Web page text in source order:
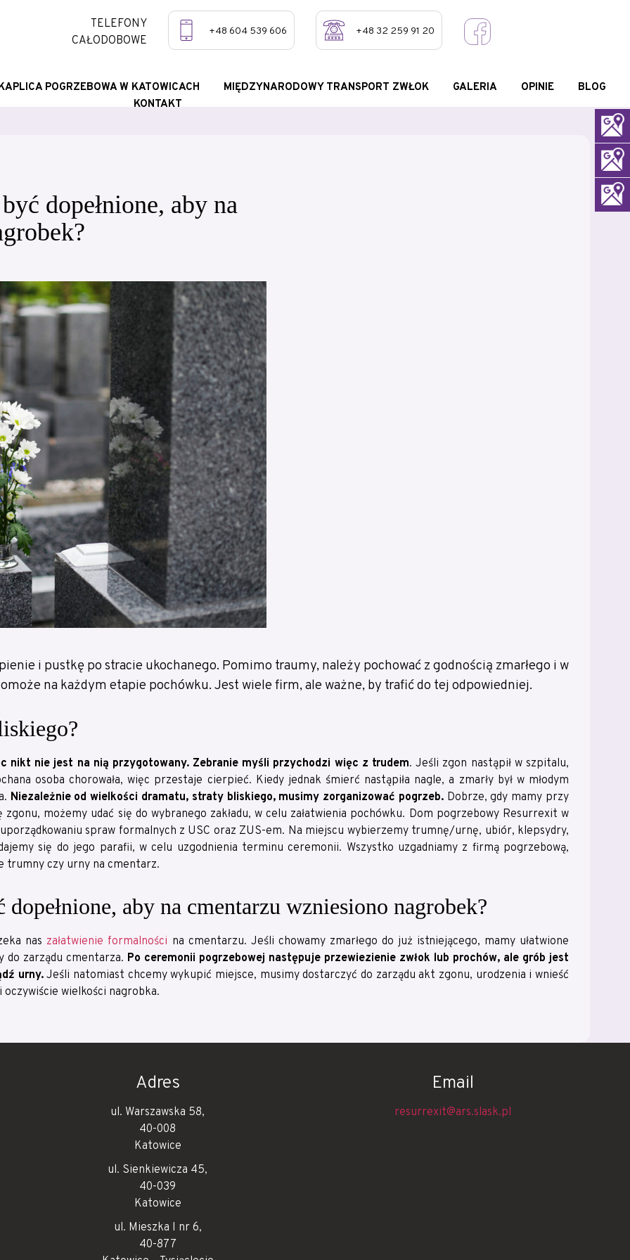
TELEFONY
CAŁODOBOWE
+48 604 539 606 +48 32 259 91 20
POGRZEBOWA W KATOWICACH MIĘDZYNARODOWY TRANSPORT ZWŁOK GALERIA OPINIE
BLOG
KONTAKT
dopełnione, aby na
i pustkę po stracie ukochanego. Pomimo traumy, należy pochować z godnością zmarłego i w
na każdym etapie pochówku. Jest wiele firm, ale ważne, by trafić do tej odpowiedniej.
nikt nie jest na nią przygotowany. Zebranie myśli przychodzi więc z trudem. Jeśli zgon nastąpił w szpitalu,
osoba chorowała, więc przestaje cierpieć. Kiedy jednak śmierć nastąpiła nagle, a zmarły był w młodym
Niezależnie od wielkości dramatu, straty bliskiego, musimy zorganizować pogrzeb.Dobrze, gdy mamy przy
możemy udać się do wybranego zakładu, w celu załatwienia pochówku. Dom pogrzebowy Resurrexit w
spraw formalnych z USC oraz ZUS-em. Na miejscu wybierzemy trumnę/urnę, ubiór, klepsydry,
się do jego parafii, w celu uzgodnienia terminu ceremonii. Wszystko uzgadniamy z firmą pogrzebową,
trumny czy urny na cmentarz.
aby na cmentarzu wzniesiono nagrobek?
nas załatwienie formalności na cmentarzu. Jeśli chowamy zmarłego do już istniejącego, mamy ułatwione
do zarządu cmentarza. Po ceremonii pogrzebowej następuje przewiezienie zwłok lub prochów, ale grób jest
urny.Jeśli natomiast chcemy wykupić miejsce, musimy dostarczyć do zarządu akt zgonu, urodzenia i wnieść
wielkości nagrobka.
Adres
ul. Warszawska 58,
40-008
Katowice
ul. Sienkiewicza 45,
40-039
Katowice
ul. Mieszka I nr 6,
40-877
Email
resurrexit@ars.slask.pl